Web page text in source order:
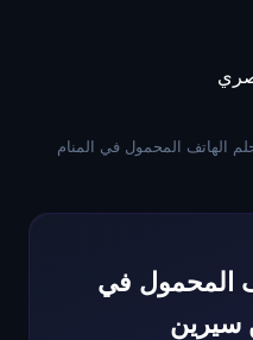
الهاتف المحمول في المنام
المحمول في
سيرين